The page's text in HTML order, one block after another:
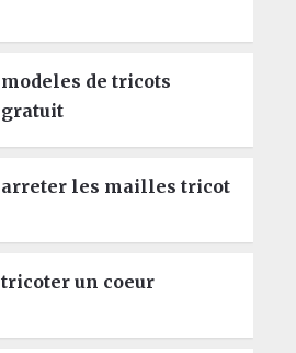
modeles de tricots
gratuit
arreter les mailles tricot
tricoter un coeur